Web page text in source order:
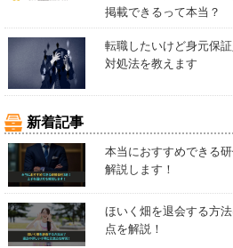
掲載できるって本当？
転職したいけど身元保
対処法を教えます
新着記事
本当におすすめできる
解説します！
ほいく畑を退会する方
点を解説！